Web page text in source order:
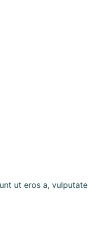
ut eros a, vulputate